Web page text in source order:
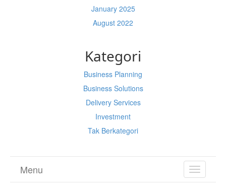
January 2025
August 2022
Kategori
Business Planning
Business Solutions
Delivery Services
Investment
Tak Berkategori
TOGGLE
Menu